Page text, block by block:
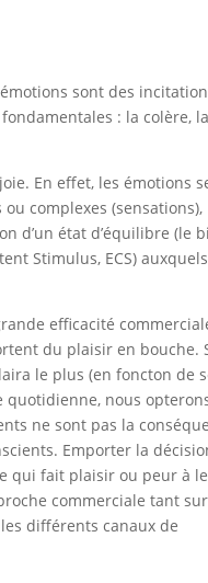
sont des
: la colère,
En effet, les émotions
complexes (sensations),
d’un état d’équilibre (le
Stimulus, ECS)
efficacité
du plaisir en bouche.
le plus (en foncton de
quotidienne, nous
ne sont pas la
Emporter la
qui fait plaisir ou peur à
commerciale tant
différents canaux de